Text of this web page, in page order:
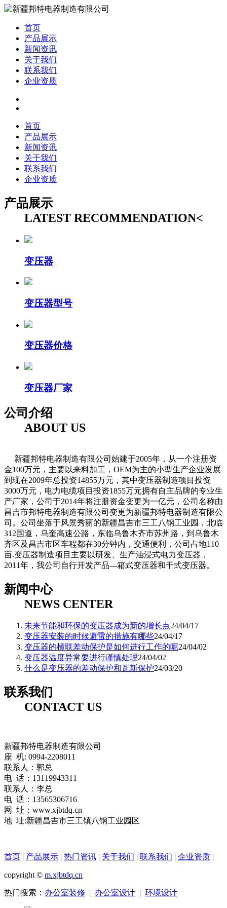
首页
产品展示
新闻资讯
关于我们
联系我们
企业资质
首页
产品展示
新闻资讯
关于我们
联系我们
企业资质
产品展示
LATEST RECOMMENDATION<
变压器
变压器型号
变压器价格
变压器厂家
公司介绍
ABOUT US
新疆邦特电器制造有限公司始建于2005年，从一个注册资
金100万元，主要以来料加工，OEM为主的小型生产企业发展
到现在2009年总投资14855万元，其中变压器制造项目投资
3000万元，电力电缆项目投资1855万元拥有自主品牌的专业生
产厂家，公司于2014年将注册资金变更为一亿元，公司名称由
昌吉市邦特电器制造有限公司变更为新疆邦特电器制造有限公
司。公司坐落于风景秀丽的新疆昌吉市三工八钢工业园，北临
312国道，乌奎高速公路，东临乌鲁木齐市苏州路，到乌鲁木
齐区及昌吉市区车程都在30分钟内，交通便利，公司占地110
亩.变压器制造项目主要以研发、生产油浸式电力变压器，
2011年，我公司自行开发产品---箱式变压器和干式变压器。
新闻中心
NEWS CENTER
未来节能和环保的变压器成为新的增长点24/04/17
​变压器安装的时候避雷的措施有哪些24/04/17
​变压器的横联差动保护是如何进行工作的呢24/04/02
​变压器温度异常要进行谨慎处理24/04/02
什么是变压器的差动保护和瓦斯保护24/03/20
联系我们
CONTACT US
新疆邦特电器制造有限公司
座 机: 0994-2208011
联系人：郭总
电 话：13119943311
联系人：李总
电 话：13565306716
网 址：www.xjbtdq.cn
地 址:新疆昌吉市三工镇八钢工业园区
首页 | 产品展示 | 热门资讯 | 关于我们 | 联系我们 | 企业资质 |
copyright © m.xjbtdq.cn
热门搜索： 办公室装修 | 办公室设计 | 环境设计